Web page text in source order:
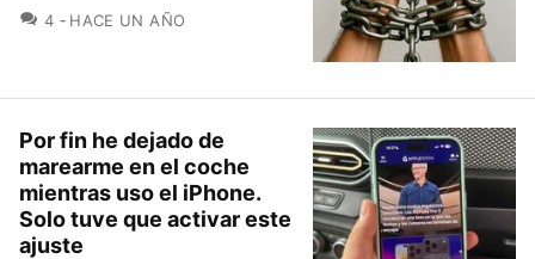
4 COMENTARIOS
HACE UN AÑO
Por fin he dejado de
marearme en el coche
mientras uso el iPhone.
Solo tuve que activar este
ajuste